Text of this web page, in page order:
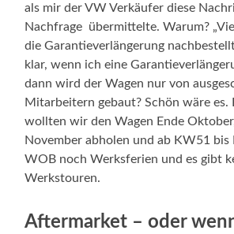
als mir der VW Verkäufer diese
Nachfrage übermittelte. Warum?
die Garantieverlängerung
klar, wenn ich eine
dann wird der Wagen nur von
Mitarbeitern gebaut? Schön wäre es.
wollten wir den Wagen Ende
November abholen und ab KW51 bis
WOB noch Werksferien und es gibt
Werkstouren.
Aftermarket – oder